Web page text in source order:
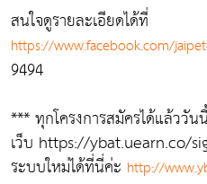
สนใจดูรายละเอียดได้ที่
https://www.facebook.com/
9494
*** ทุกโครงการสมัครได้แล้ววัน
เว็บ https://ybat.uearn.co/
ระบบใหม่ได้ที่นี่ค่ะ http://